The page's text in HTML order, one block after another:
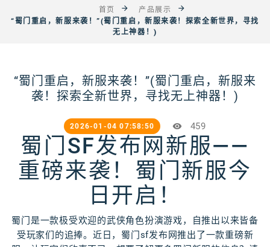
首页
产品展示
“蜀门重启，新服来袭！”(蜀门重启，新服来袭！探索全新世界，寻找
无上神器！)
“蜀门重启，新服来袭！”(蜀门重启，新服来
袭！探索全新世界，寻找无上神器！)
2026-01-04 07:58:50 459
蜀门SF发布网新服——
重磅来袭！蜀门新服今
日开启！
蜀门是一款极受欢迎的武侠角色扮演游戏，自推出以来皆备
受玩家们的追捧。近日，蜀门sf发布网推出了一款重磅新